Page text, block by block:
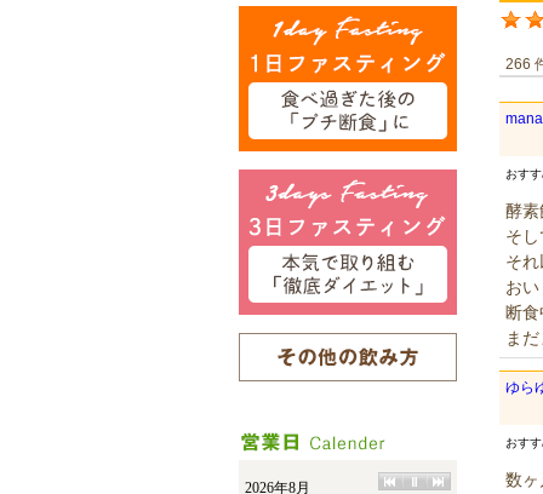
266
おす
酵素
そ
そ
お
断
ま
ゆら
おす
数ヶ